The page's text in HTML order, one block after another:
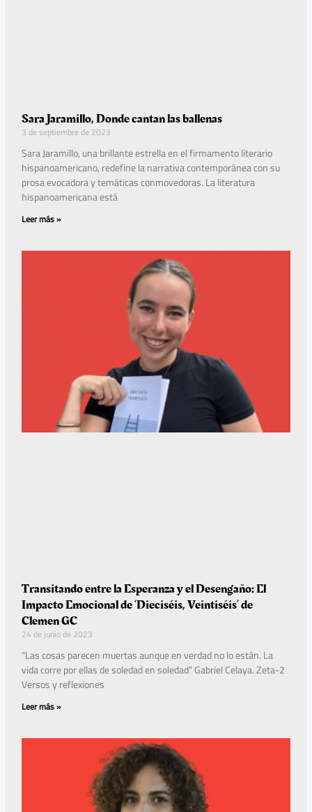
Sara Jaramillo, Donde cantan las ballenas
3 de septiembre de 2023
Sara Jaramillo, una brillante estrella en el firmamento literario
hispanoamericano, redefine la narrativa contemporánea con su
prosa evocadora y temáticas conmovedoras. La literatura
hispanoamericana está
Leer más »
Transitando entre la Esperanza y el Desengaño: El
Impacto Emocional de ‘Dieciséis, Veintiséis’ de
Clemen GC
24 de junio de 2023
“Las cosas parecen muertas aunque en verdad no lo están. La
vida corre por ellas de soledad en soledad” Gabriel Celaya. Zeta-2
Versos y reflexiones
Leer más »